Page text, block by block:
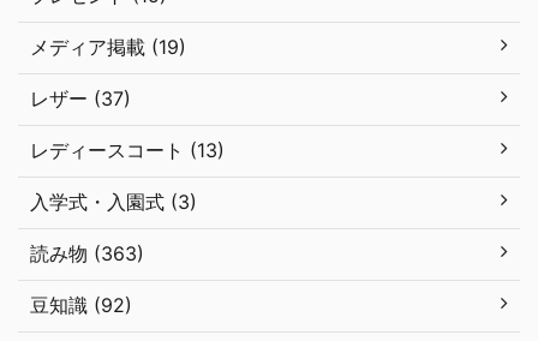
メディア掲載 (19)
レザー (37)
レディースコート (13)
入学式・入園式 (3)
読み物 (363)
豆知識 (92)